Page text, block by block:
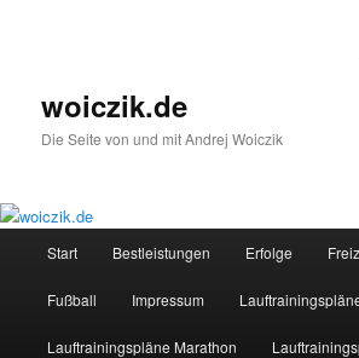
woiczik.de
Die Seite von und mit Andrej Woiczik
Start Bestleistungen Erfolge
Fußball Impressum
Lauftrainingspläne Marathon